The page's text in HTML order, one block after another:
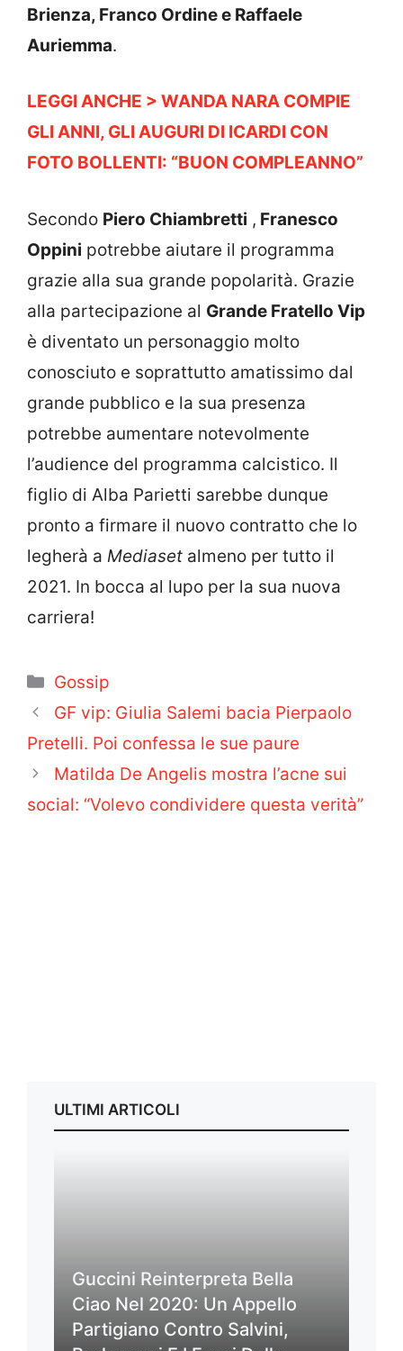
Brienza, Franco Ordine e Raffaele
Auriemma.
LEGGI ANCHE > WANDA NARA COMPIE
GLI ANNI, GLI AUGURI DI ICARDI CON
FOTO BOLLENTI: “BUON COMPLEANNO”
Secondo Piero Chiambretti , Franesco
Oppini potrebbe aiutare il programma
grazie alla sua grande popolarità. Grazie
alla partecipazione al Grande Fratello Vip
è diventato un personaggio molto
conosciuto e soprattutto amatissimo dal
grande pubblico e la sua presenza
potrebbe aumentare notevolmente
l’audience del programma calcistico. Il
figlio di Alba Parietti sarebbe dunque
pronto a firmare il nuovo contratto che lo
legherà a Mediaset almeno per tutto il
2021. In bocca al lupo per la sua nuova
carriera!
Categorie
Gossip
GF vip: Giulia Salemi bacia Pierpaolo
Pretelli. Poi confessa le sue paure
Matilda De Angelis mostra l’acne sui
social: “Volevo condividere questa verità”
ULTIMI ARTICOLI
Guccini Reinterpreta Bella
Ciao Nel 2020: Un Appello
Partigiano Contro Salvini,